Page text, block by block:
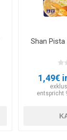
Shan Pista
1,49€
entspricht